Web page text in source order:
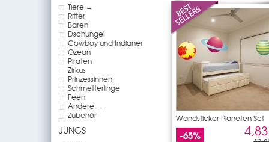
Tiere →
Ritter
Bären
Dschungel
Cowboy und Indianer
Ozean
Piraten
Zirkus
Prinzessinnen
Schmetterlinge
Feen
Andere →
Zubehör
JUNGS
Wandsticker Planeten Set
-65%